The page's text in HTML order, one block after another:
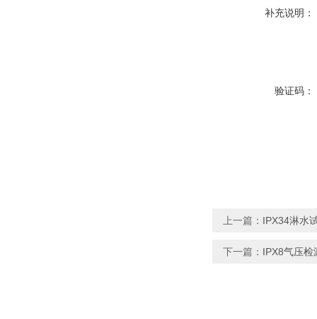
补充说明：
验证码：
上一篇： IPX34淋水
下一篇： IPX8气压